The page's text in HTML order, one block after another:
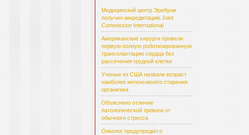
Медицинский центр Эребуни
получил аккредитацию Joint
Commission International
Американские хирурги провели
первую полную роботизированную
трансплантацию сердца без
рассечения грудной клетки
Ученые из США назвали возраст
наиболее интенсивного старения
организма
Объяснено отличие
патологической тревоги от
обычного стресса
Онколог предупредил о